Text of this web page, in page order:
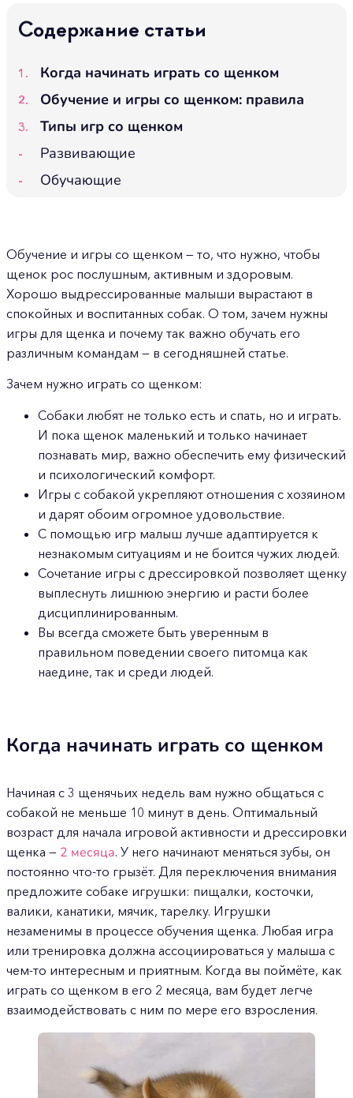
Содержание статьи
Когда начинать играть со щенком
Обучение и игры со щенком: правила
Типы игр со щенком
Развивающие
Обучающие
Обучение и игры со щенком — то, что нужно, чтобы
щенок рос послушным, активным и здоровым.
Хорошо выдрессированные малыши вырастают в
спокойных и воспитанных собак. О том, зачем нужны
игры для щенка и почему так важно обучать его
различным командам — в сегодняшней статье.
Зачем нужно играть со щенком:
Собаки любят не только есть и спать, но и играть.
И пока щенок маленький и только начинает
познавать мир, важно обеспечить ему физический
и психологический комфорт.
Игры с собакой укрепляют отношения с хозяином
и дарят обоим огромное удовольствие.
С помощью игр малыш лучше адаптируется к
незнакомым ситуациям и не боится чужих людей.
Сочетание игры с дрессировкой позволяет щенку
выплеснуть лишнюю энергию и расти более
дисциплинированным.
Вы всегда сможете быть уверенным в
правильном поведении своего питомца как
наедине, так и среди людей.
Когда начинать играть со щенком
Начиная с 3 щенячьих недель вам нужно общаться с
собакой не меньше 10 минут в день. Оптимальный
возраст для начала игровой активности и дрессировки
щенка — 2 месяца. У него начинают меняться зубы, он
постоянно что-то грызёт. Для переключения внимания
предложите собаке игрушки: пищалки, косточки,
валики, канатики, мячик, тарелку. Игрушки
незаменимы в процессе обучения щенка. Любая игра
или тренировка должна ассоциироваться у малыша с
чем-то интересным и приятным. Когда вы поймёте, как
играть со щенком в его 2 месяца, вам будет легче
взаимодействовать с ним по мере его взросления.